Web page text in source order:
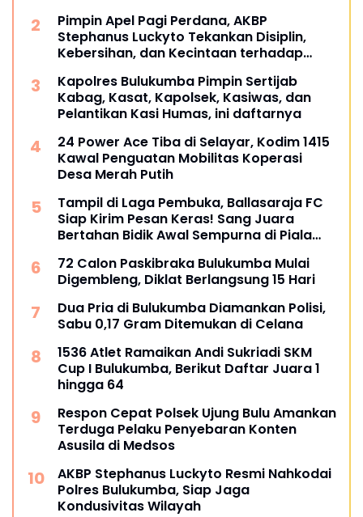
Pimpin Apel Pagi Perdana, AKBP
Stephanus Luckyto Tekankan Disiplin,
Kebersihan, dan Kecintaan terhadap
Kapolres Bulukumba Pimpin Sertijab
Kabag, Kasat, Kapolsek, Kasiwas, dan
Pelantikan Kasi Humas, ini daftarnya
24 Power Ace Tiba di Selayar, Kodim 1415
Kawal Penguatan Mobilitas Koperasi
Desa Merah Putih
Tampil di Laga Pembuka, Ballasaraja FC
Siap Kirim Pesan Keras! Sang Juara
Bertahan Bidik Awal Sempurna di Piala
72 Calon Paskibraka Bulukumba Mulai
Digembleng, Diklat Berlangsung 15 Hari
Dua Pria di Bulukumba Diamankan Polisi,
Sabu 0,17 Gram Ditemukan di Celana
1536 Atlet Ramaikan Andi Sukriadi SKM
Cup I Bulukumba, Berikut Daftar Juara 1
hingga 64
Respon Cepat Polsek Ujung Bulu Amankan
Terduga Pelaku Penyebaran Konten
Asusila di Medsos
AKBP Stephanus Luckyto Resmi Nahkodai
Polres Bulukumba, Siap Jaga
Kondusivitas Wilayah